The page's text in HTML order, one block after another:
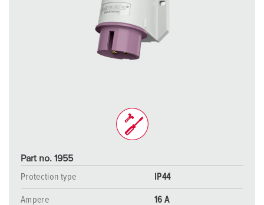
Part no. 1955
Protection type
IP44
Ampere 16 A